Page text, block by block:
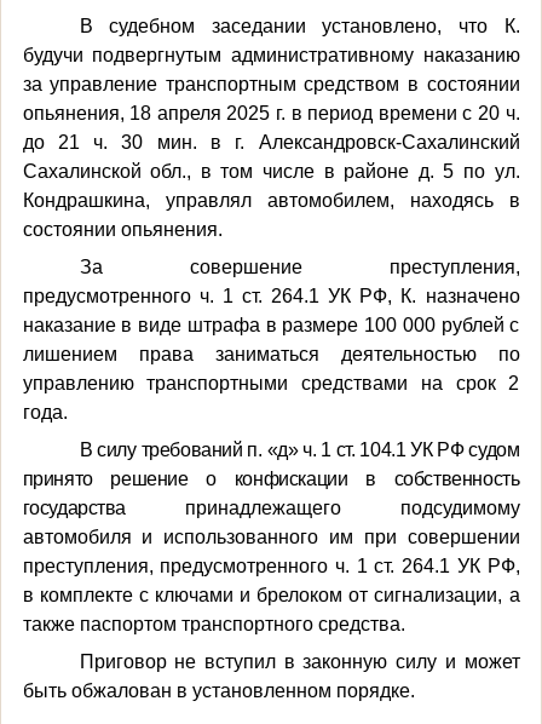
В судебном заседании установлено, что К.
будучи подвергнутым административному наказанию
за управление транспортным средством в состоянии
опьянения, 18 апреля 2025 г. в период времени с 20 ч.
до 21 ч. 30 мин. в г. Александровск-Сахалинский
Сахалинской обл., в том числе в районе д. 5 по ул.
Кондрашкина, управлял автомобилем, находясь в
состоянии опьянения.
За совершение преступления,
предусмотренного ч. 1 ст. 264.1 УК РФ, К. назначено
наказание в виде штрафа в размере 100 000 рублей с
лишением права заниматься деятельностью по
управлению транспортными средствами на срок 2
года.
В силу требований п. «д» ч. 1 ст. 104.1 УК РФ судом
принято решение о конфискации в собственность
государства принадлежащего подсудимому
автомобиля и использованного им при совершении
преступления, предусмотренного ч. 1 ст. 264.1 УК РФ,
в комплекте с ключами и брелоком от сигнализации, а
также паспортом транспортного средства.
Приговор не вступил в законную силу и может
быть обжалован в установленном порядке.